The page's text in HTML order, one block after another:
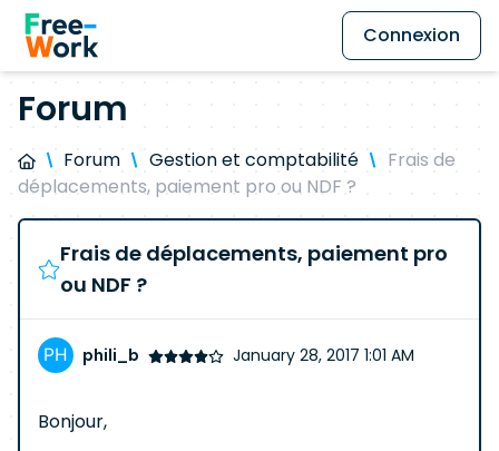
Connexion
Forum
Forum Gestion et comptabilité
Frais de
déplacements, paiement pro ou NDF ?
Frais de déplacements, paiement pro
ou NDF ?
phili_b January 28, 2017 1:01 AM
Bonjour,